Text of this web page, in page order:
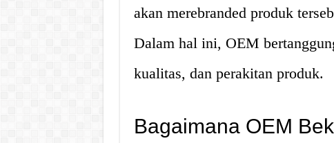
akan merebranded produk
Dalam hal ini, OEM
kualitas, dan perakitan produk.
Bagaimana OEM